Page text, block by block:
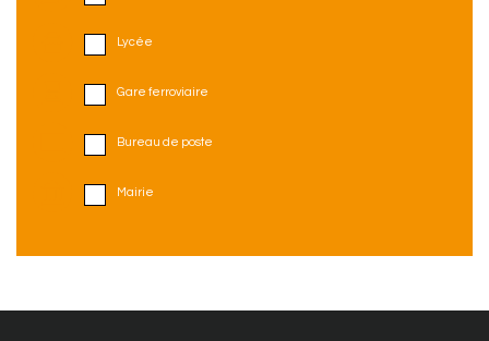
Lycée
Gare ferroviaire
Bureau de poste
Mairie